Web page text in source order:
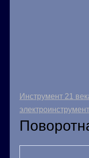
Инструмент 21